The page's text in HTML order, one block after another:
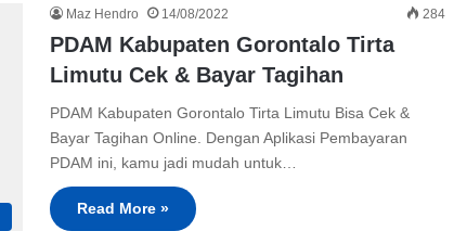
Maz Hendro 14/08/2022 284
PDAM Kabupaten Gorontalo Tirta
Limutu Cek & Bayar Tagihan
PDAM Kabupaten Gorontalo Tirta Limutu Bisa Cek &
Bayar Tagihan Online. Dengan Aplikasi Pembayaran
PDAM ini, kamu jadi mudah untuk…
Read More »